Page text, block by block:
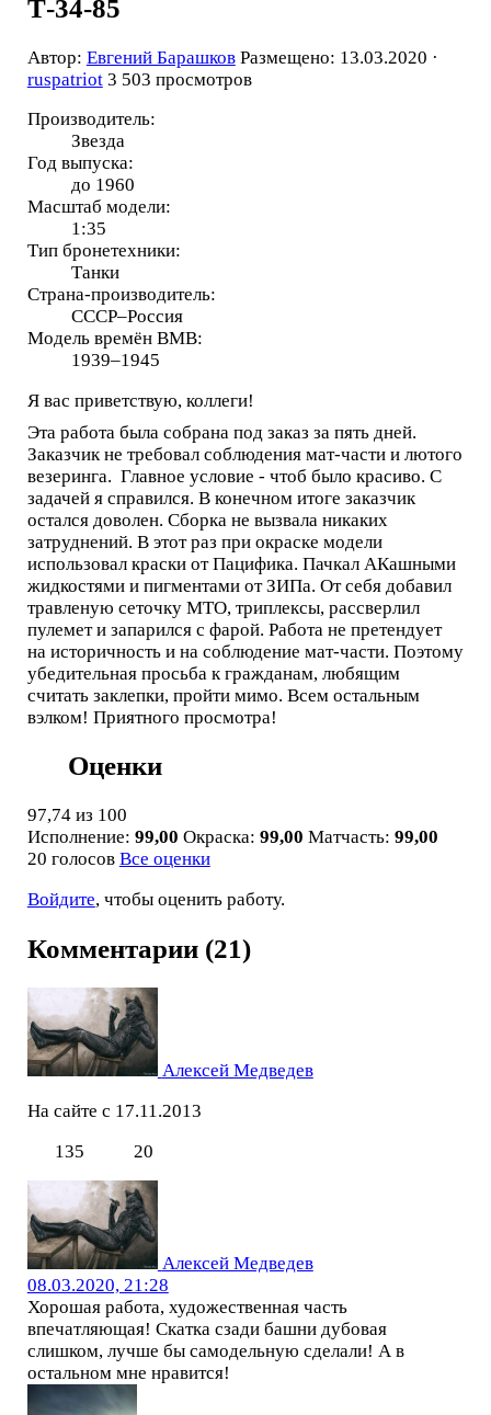
Т-34-85
Автор: Евгений Барашков Размещено: 13.03.2020 ·
ruspatriot 3 503 просмотров
Производитель:
Звезда
Год выпуска:
до 1960
Масштаб модели:
1:35
Тип бронетехники:
Танки
Страна-производитель:
СССР–Россия
Модель времён ВМВ:
1939–1945
Я вас приветствую, коллеги!
Эта работа была собрана под заказ за пять дней.
Заказчик не требовал соблюдения мат-части и лютого
везеринга. Главное условие - чтоб было красиво. С
задачей я справился. В конечном итоге заказчик
остался доволен. Сборка не вызвала никаких
затруднений. В этот раз при окраске модели
использовал краски от Пацифика. Пачкал АКашными
жидкостями и пигментами от ЗИПа. От себя добавил
травленую сеточку МТО, триплексы, рассверлил
пулемет и запарился с фарой. Работа не претендует
на историчность и на соблюдение мат-части. Поэтому
убедительная просьба к гражданам, любящим
считать заклепки, пройти мимо. Всем остальным
вэлком! Приятного просмотра!
Оценки
97,74 из 100
Исполнение: 99,00 Окраска: 99,00 Матчасть: 99,00
20 голосов Все оценки
Войдите, чтобы оценить работу.
Комментарии (21)
Алексей Медведев
На сайте с 17.11.2013
135
20
Алексей Медведев
08.03.2020, 21:28
Хорошая работа, художественная часть
впечатляющая! Скатка сзади башни дубовая
слишком, лучше бы самодельную сделали! А в
остальном мне нравится!